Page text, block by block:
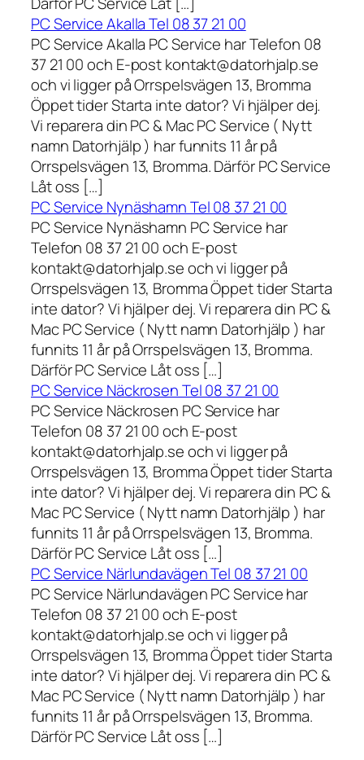
PC Service Akalla Tel 08 37 21 00
PC Service Akalla PC Service har Telefon 08
37 21 00 och E-post kontakt@datorhjalp.se
och vi ligger på Orrspelsvägen 13, Bromma
Öppet tider Starta inte dator? Vi hjälper dej.
Vi reparera din PC & Mac PC Service ( Nytt
namn Datorhjälp ) har funnits 11 år på
Orrspelsvägen 13, Bromma. Därför PC Service
Låt oss […]
PC Service Nynäshamn Tel 08 37 21 00
PC Service Nynäshamn PC Service har
Telefon 08 37 21 00 och E-post
kontakt@datorhjalp.se och vi ligger på
Orrspelsvägen 13, Bromma Öppet tider Starta
inte dator? Vi hjälper dej. Vi reparera din PC &
Mac PC Service ( Nytt namn Datorhjälp ) har
funnits 11 år på Orrspelsvägen 13, Bromma.
Därför PC Service Låt oss […]
PC Service Näckrosen Tel 08 37 21 00
PC Service Näckrosen PC Service har
Telefon 08 37 21 00 och E-post
kontakt@datorhjalp.se och vi ligger på
Orrspelsvägen 13, Bromma Öppet tider Starta
inte dator? Vi hjälper dej. Vi reparera din PC &
Mac PC Service ( Nytt namn Datorhjälp ) har
funnits 11 år på Orrspelsvägen 13, Bromma.
Därför PC Service Låt oss […]
PC Service Närlundavägen Tel 08 37 21 00
PC Service Närlundavägen PC Service har
Telefon 08 37 21 00 och E-post
kontakt@datorhjalp.se och vi ligger på
Orrspelsvägen 13, Bromma Öppet tider Starta
inte dator? Vi hjälper dej. Vi reparera din PC &
Mac PC Service ( Nytt namn Datorhjälp ) har
funnits 11 år på Orrspelsvägen 13, Bromma.
Därför PC Service Låt oss […]